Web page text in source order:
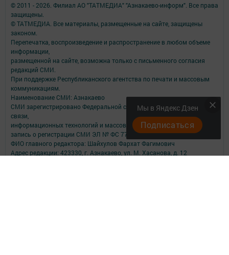
Мы в Яндекс Дзен
Подписаться
© 2011 - 2026. Филиал АО "ТАТМЕДИА" "Азнакаево-информ". Все права
защищены.
© ТАТМЕДИА. Все материалы, размещенные на сайте, защищены
законом.
Перепечатка, воспроизведение и распространение в любом объеме
информации,
размещенной на сайте, возможна только с письменного согласия
редакций СМИ.
При поддержке Республиканского агентства по печати и массовым
коммуникациям.
Наименование СМИ: Азнакаево
СМИ зарегистрировано Федеральной службой по надзору в сфере
связи,
информационных технологий и массовых коммуникаций
запись о регистрации СМИ ЭЛ № ФС 77 - 48877 от 07.03.2012
ФИО главного редактора: Шайхулов Фархат Фагимович
Адрес редакции: 423330, г. Азнакаево, ул. М. Хасанова, д. 12